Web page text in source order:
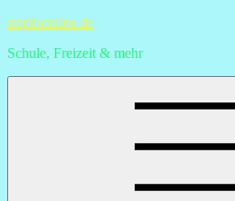
Skip
content
stephionline.de
Schule, Freizeit & mehr